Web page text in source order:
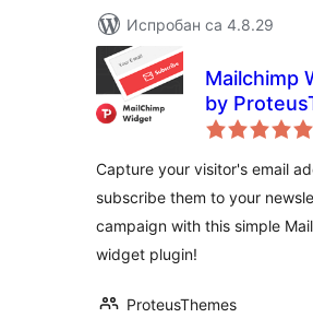
Испробан са 4.8.29
Mailchimp
by
Capture your visitor's email
subscribe them to your
campaign with this simple
widget plugin!
ProteusThemes